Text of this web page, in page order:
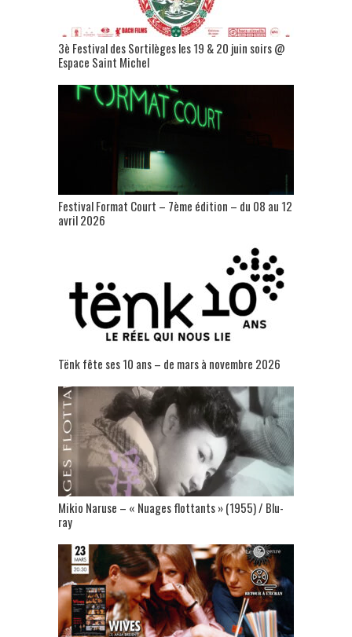
3è Festival des Sortilèges les 19 & 20 juin soirs @
Espace Saint Michel
Festival Format Court – 7ème édition – du 08 au 12
avril 2026
Tënk fête ses 10 ans – de mars à novembre 2026
Mikio Naruse – « Nuages flottants » (1955) / Blu-
ray